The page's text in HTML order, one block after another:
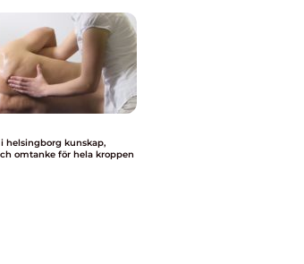
kunskap,
omtanke för hela kroppen